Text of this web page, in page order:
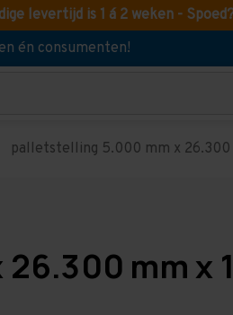
levertijd is 1 á 2 weken -
én consumenten!
palletstelling 5.000 mm x 26.300
mm x